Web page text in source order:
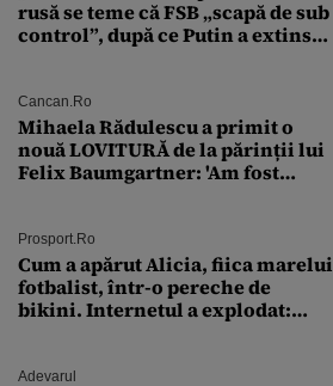
rusă se teme că FSB „scapă de sub
control”, după ce Putin a extins
Cancan.ro
Mihaela Rădulescu a primit o
nouă LOVITURĂ de la părinții lui
Felix Baumgartner: 'Am fost
Prosport.ro
Cum a apărut Alicia, fiica marelui
fotbalist, într-o pereche de
bikini. Internetul a explodat:
Adevarul